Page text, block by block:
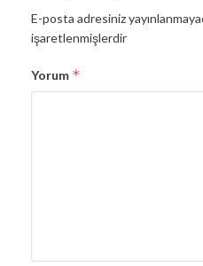
E-posta adresiniz
işaretlenmişlerdir
Yorum *